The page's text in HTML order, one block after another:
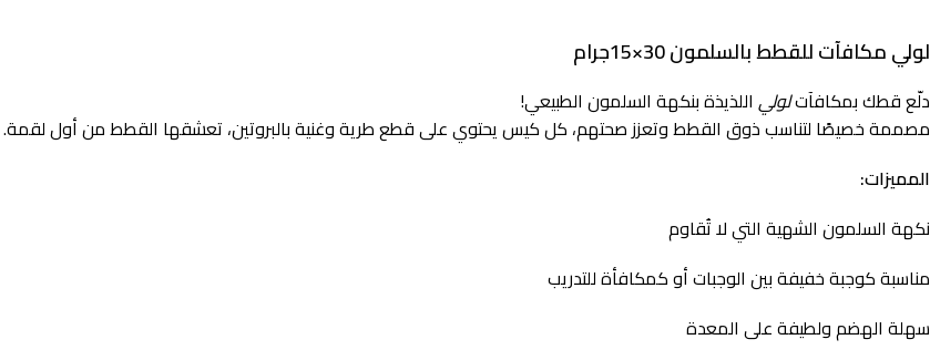
لولي مكافآت للقطط بالسلمون 30×15جرام
دلّع قطك بمكافآتلولي اللذيذة بنكهة السلمون الطبيعي!
مصممة خصيصًا لتناسب ذوق القطط وتعزز صحتهم، كل كيس يحتوي على قطع طرية وغنية بالبروتين، تعشقها القطط من أول لقمة.
المميزات:
نكهة السلمون الشهية التي لا تُقاوم
مناسبة كوجبة خفيفة بين الوجبات أو كمكافأة للتدريب
سهلة الهضم ولطيفة على المعدة